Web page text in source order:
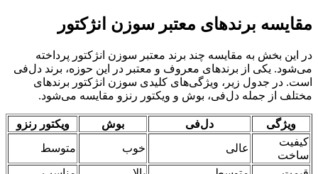
مقایسه برندهای معتبر سوزن انژکتور
در این بخش به مقایسه چند برند معتبر سوزن انژکتور پرداخته
می‌شود. یکی از برندهای معروف و معتبر در این حوزه، برند دل‌فی
است. در جدول زیر، ویژگی‌های کلیدی سوزن انژکتور برندهای
مختلف از جمله دل‌فی، بوش و ویکتور رنزو مقایسه می‌شود.
ویژگی دل‌فی بوش
ویکتور رنزو
کیفیت
ساخت
عالی خوب متوسط